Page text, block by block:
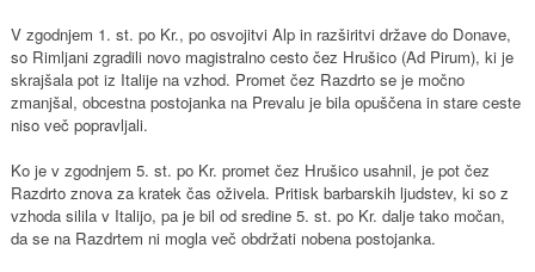
V zgodnjem 1. st. po Kr., po osvojitvi Alp in razširitvi države do Donave,
so Rimljani zgradili novo magistralno cesto čez Hrušico (Ad Pirum), ki je
skrajšala pot iz Italije na vzhod. Promet čez Razdrto se je močno
zmanjšal, obcestna postojanka na Prevalu je bila opuščena in stare ceste
niso več popravljali.
Ko je v zgodnjem 5. st. po Kr. promet čez Hrušico usahnil, je pot čez
Razdrto znova za kratek čas oživela. Pritisk barbarskih ljudstev, ki so z
vzhoda silila v Italijo, pa je bil od sredine 5. st. po Kr. dalje tako močan,
da se na Razdrtem ni mogla več obdržati nobena postojanka.